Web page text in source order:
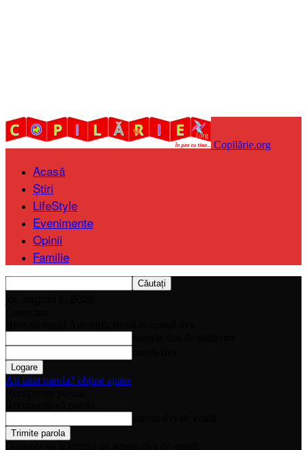
Copilărie.org
Acasă
Știri
LifeStyle
Evenimente
Opinii
Familie
Ați uitat parola? obține ajutor